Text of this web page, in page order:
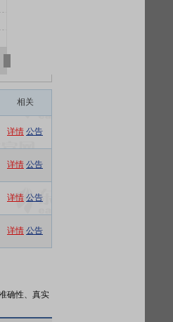
相关
详情 公告
详情 公告
详情 公告
详情 公告
确性、真实